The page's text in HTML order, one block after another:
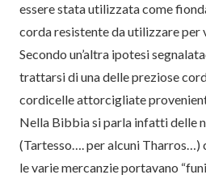
essere stata utilizzata come
corda resistente da utilizzare per
Secondo un’altra ipotesi
trattarsi di una delle preziose
cordicelle attorcigliate
Nella Bibbia si parla infatti delle
(Tartesso…. per alcuni Tharros…)
le varie mercanzie portavano